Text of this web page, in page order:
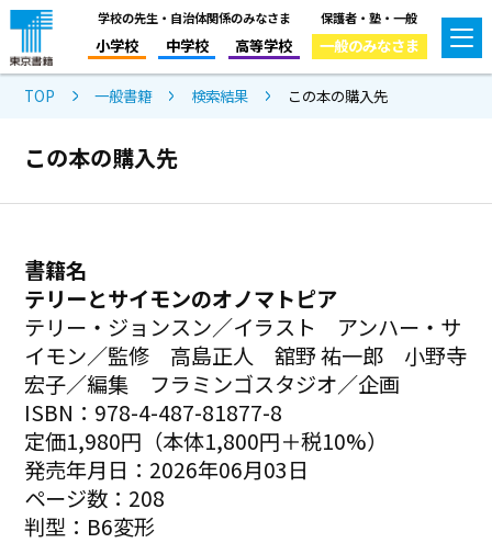
学校の先生・自治体関係のみなさま
小学校 中学校 高等学校
保護者・塾・一般
一般のみなさま
TOP 一般書籍 検索結果 この本の購入先
この本の購入先
書籍名
テリーとサイモンのオノマトピア
テリー・ジョンスン／イラスト アンハー・サ
イモン／監修 高島正人 舘野 祐一郎 小野寺
宏子／編集 フラミンゴスタジオ／企画
ISBN：978-4-487-81877-8
定価1,980円（本体1,800円＋税10%）
発売年月日：2026年06月03日
ページ数：208
判型：B6変形